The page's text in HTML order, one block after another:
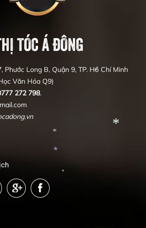
*
TÓC Á ĐÔNG
Long B, Quận 9, TP. Hồ Chí Minh
Văn Hóa Q9)
272 798.
.vn